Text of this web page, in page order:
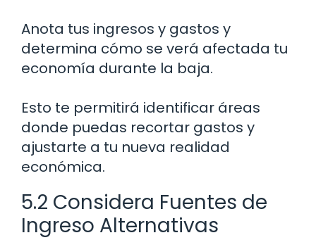
Anota tus ingresos y gastos y
determina cómo se verá afectada tu
economía durante la baja.
Esto te permitirá identificar áreas
donde puedas recortar gastos y
ajustarte a tu nueva realidad
económica.
5.2 Considera Fuentes de
Ingreso Alternativas